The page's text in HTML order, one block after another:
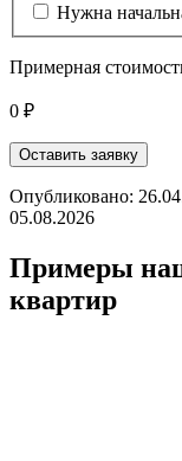
Нужна
Примерная
0 ₽
Оставить заявку
Опубликовано:
05.08.2026
Примеры
квартир